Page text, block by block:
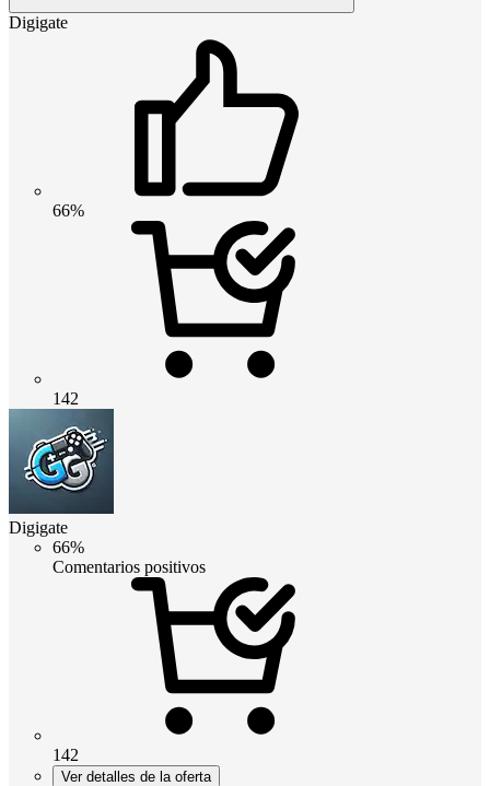
Digigate
66%
142
Digigate
66%
Comentarios positivos
142
Ver detalles de la oferta